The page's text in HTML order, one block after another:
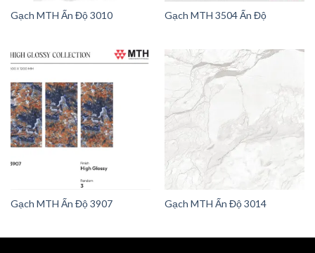
Gạch MTH Ấn Độ 3010 Gạch MTH 3504 Ấn Độ
Gạch MTH Ấn Độ 3907 Gạch MTH Ấn Độ 3014